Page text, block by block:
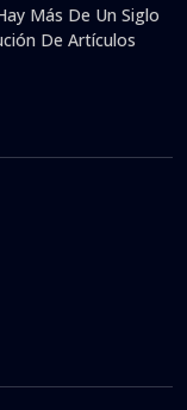
Más De Un Siglo
De Artículos